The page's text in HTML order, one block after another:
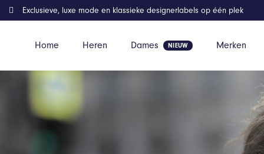
Home Heren Dames Merken
Exclusieve, luxe mode en klassieke designerlabels op één plek
Aanbieding!